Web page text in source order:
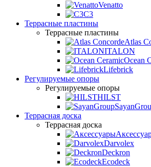
Venatto
C3
Террасные пластины
Террасные пластины
Atlas
ITALON
Ocean
Lifebrick
Регулируемые опоры
Регулируемые опоры
HILST
Террасная доска
Террасная доска
Darvolex
Deckron
Ecodeck